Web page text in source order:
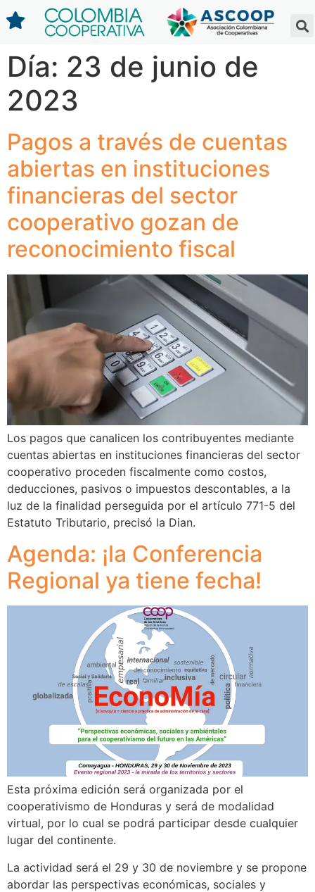
Día: 23 de junio de
2023
Pagos a través de cuentas
abiertas en instituciones
financieras del sector
cooperativo gozan de
reconocimiento fiscal
Los pagos que canalicen los contribuyentes mediante
cuentas abiertas en instituciones financieras del sector
cooperativo proceden fiscalmente como costos,
deducciones, pasivos o impuestos descontables, a la
luz de la finalidad perseguida por el artículo 771-5 del
Estatuto Tributario, precisó la Dian.
Agenda: ¡la Conferencia
Regional ya tiene fecha!
Esta próxima edición será organizada por el
cooperativismo de Honduras y será de modalidad
virtual, por lo cual se podrá participar desde cualquier
lugar del continente.
La actividad será el 29 y 30 de noviembre y se propone
abordar las perspectivas económicas, sociales y